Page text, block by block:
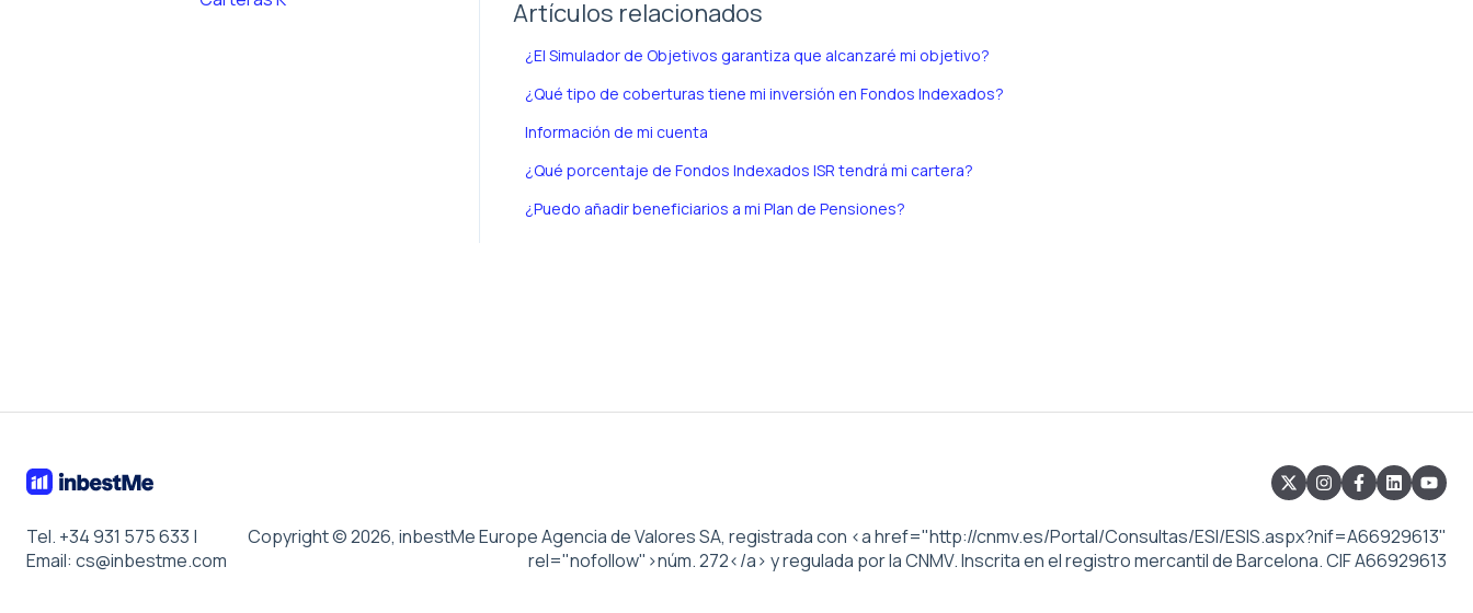
Artículos relacionados
¿El Simulador de Objetivos garantiza que alcanzaré mi objetivo?
¿Qué tipo de coberturas tiene mi inversión en Fondos Indexados?
Información de mi cuenta
¿Qué porcentaje de Fondos Indexados ISR tendrá mi cartera?
¿Puedo añadir beneficiarios a mi Plan de Pensiones?
Tel. +34 931 575 633 |
Email: cs@inbestme.com
Copyright © 2026, inbestMe Europe Agencia de Valores SA, registrada con <a href="http://cnmv.es/Portal/Consultas/ESI/ESIS.aspx?nif=A66929613"
rel="nofollow">núm. 272</a> y regulada por la CNMV. Inscrita en el registro mercantil de Barcelona. CIF A66929613